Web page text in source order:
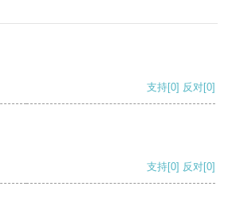
支持[0] 反对[0]
支持[0] 反对[0]